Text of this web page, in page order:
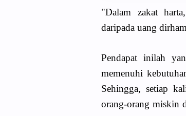
"Dalam zakat
daripada uang
Pendapat inilah
memenuhi
Sehingga, setiap
orang-orang miskin